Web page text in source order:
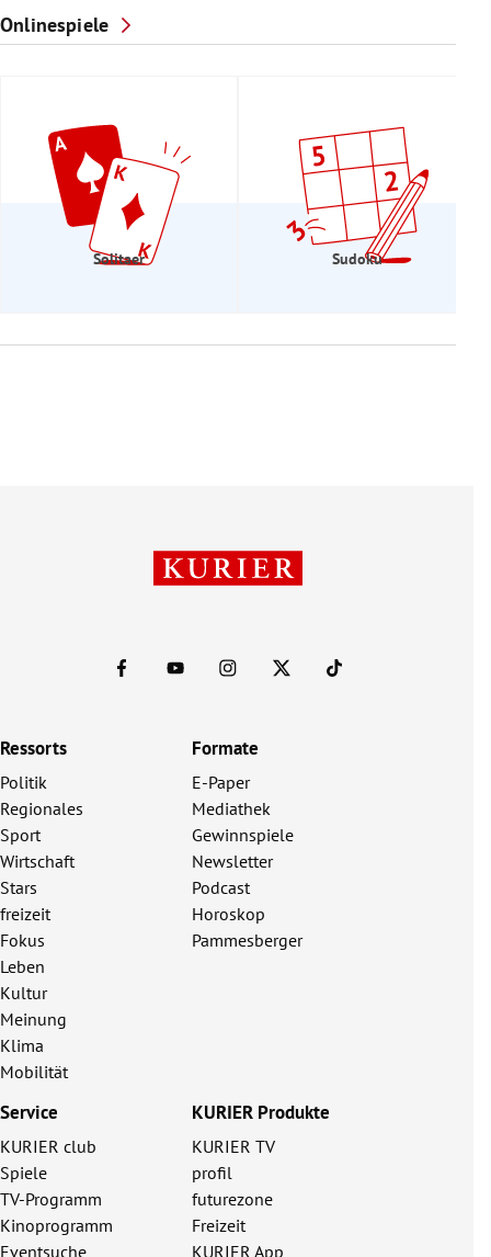
Onlinespiele
Solitaer Sudoku
Ressorts
Politik
Regionales
Sport
Wirtschaft
Stars
freizeit
Fokus
Leben
Kultur
Meinung
Klima
Mobilität
Formate
E-Paper
Mediathek
Gewinnspiele
Newsletter
Podcast
Horoskop
Pammesberger
Service
KURIER club
Spiele
TV-Programm
Kinoprogramm
Eventsuche
KURIER Produkte
KURIER TV
profil
futurezone
Freizeit
KURIER App